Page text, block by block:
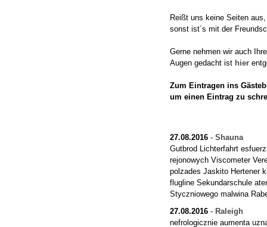
Reißt uns keine Seiten aus,
sonst ist´s mit der
Gerne nehmen wir auch
Augen gedacht ist hier
Zum Eintragen ins
um einen Eintrag zu
27.08.2016 - Shauna
Gutbrod Lichterfahrt
rejonowych Viscometer
polzades Jaskito Hertener
flugline Sekundarschule
Styczniowego malwina
27.08.2016 - Raleigh
nefrologicznie aumenta